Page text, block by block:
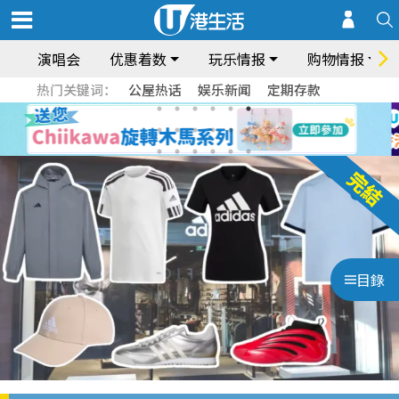
演唱会 优惠着数 玩乐情报 购物情报
热门关键词： 公屋热话 娱乐新闻 定期存款
目錄